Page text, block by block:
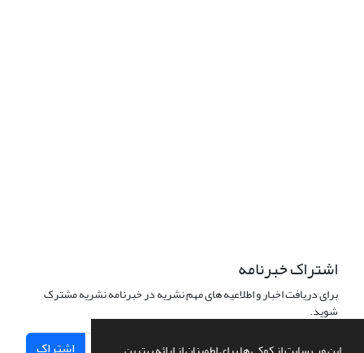
اشتراک خبرنامه
برای دریافت اخبار و اطلاعیه های مهم نشریه در خبرنامه نشریه مشترک
شوید.